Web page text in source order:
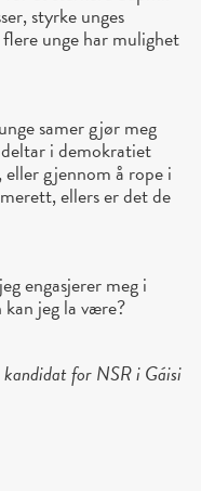
styrke unges
unge har mulighet
samer gjør meg
i demokratiet
gjennom å rope i
ellers er det de
engasjerer meg i
jeg la være?
kandidat for NSR i Gáisi